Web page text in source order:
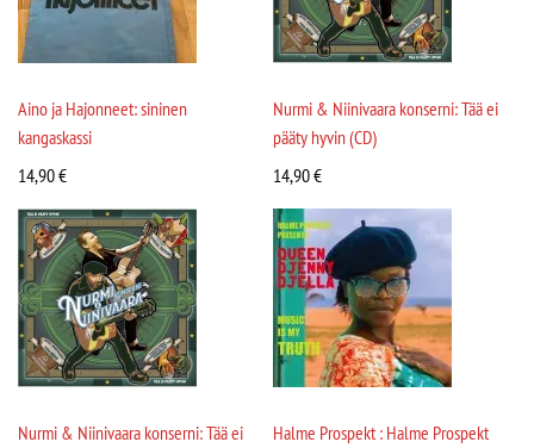
Aino ja Hajonneet: sininen
kangaskassi
14,90€
Nurmi & Niinivaara konserni: Tää ei
pääty hyvin (CD)
14,90€
Nurmi & Niinivaara konserni: Tää ei
Halme Prospekt : Halme Prospekt